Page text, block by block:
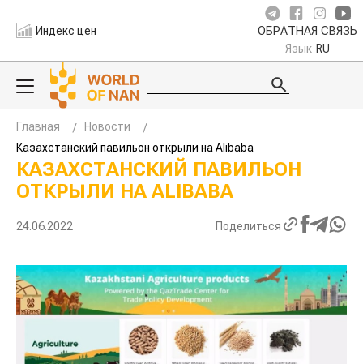
Индекс цен ОБРАТНАЯ СВЯЗЬ
Язык RU
Главная
Новости
Казахстанский павильон открыли на Alibaba
КАЗАХСТАНСКИЙ ПАВИЛЬОН
ОТКРЫЛИ НА ALIBABA
24.06.2022 Поделиться